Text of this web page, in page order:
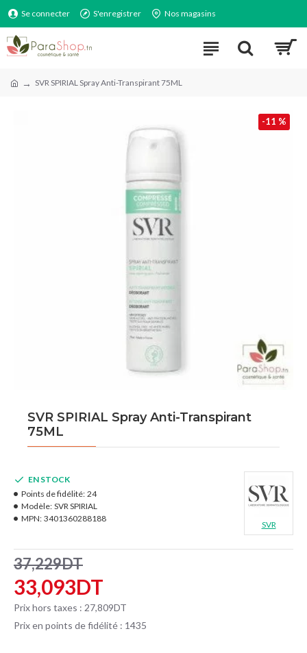
Se connecter S'enregistrer Nos magasins
SVR SPIRIAL Spray Anti-Transpirant 75ML
-11 %
SVR SPIRIAL Spray Anti-Transpirant
75ML
33,093DT
37,229DT
Prix hors taxes : 27,809DT
Prix en points de fidélité : 1435
EN STOCK
Points de fidélité: 24
Modèle: SVR SPIRIAL
MPN: 3401360288188
SVR